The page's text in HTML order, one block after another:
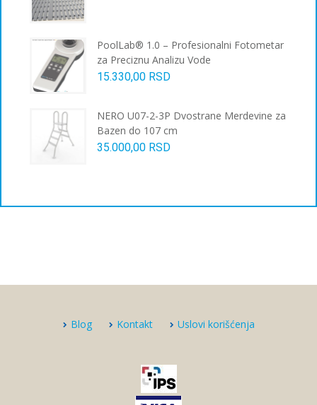
PoolLab® 1.0 – Profesionalni Fotometar
za Preciznu Analizu Vode
15.330,00 RSD
NERO U07-2-3P Dvostrane Merdevine za
Bazen do 107 cm
35.000,00 RSD
Blog Kontakt Uslovi korišćenja